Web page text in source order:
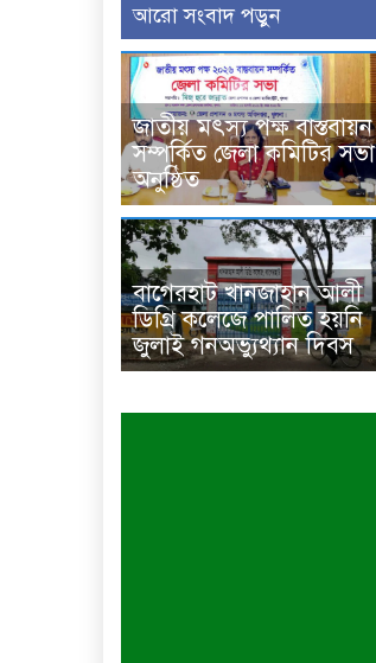
আরো সংবাদ পড়ুন
জাতীয় মৎস্য পক্ষ বাস্তবায়ন
সম্পর্কিত জেলা কমিটির সভা
অনুষ্ঠিত
বাগেরহাট খানজাহান আলী
ডিগ্রি কলেজে পালিত হয়নি
জুলাই গনঅভ্যুথ্যান দিবস